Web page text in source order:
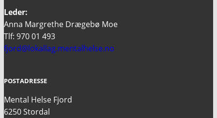
Leder:
Anna Margrethe Drægebø Moe
Tlf: 970 01 493
fjord@lokallag.mentalhelse.no
POSTADRESSE
Mental Helse Fjord
6250 Stordal